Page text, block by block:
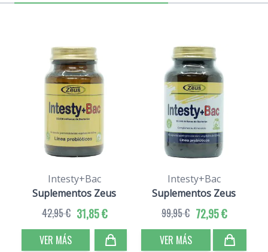
Intesty+Bac
Suplementos Zeus
31,85 €
42,95 €
VER MÁS
Intesty+Bac
Suplementos Zeus
72,95 €
99,95 €
VER MÁS